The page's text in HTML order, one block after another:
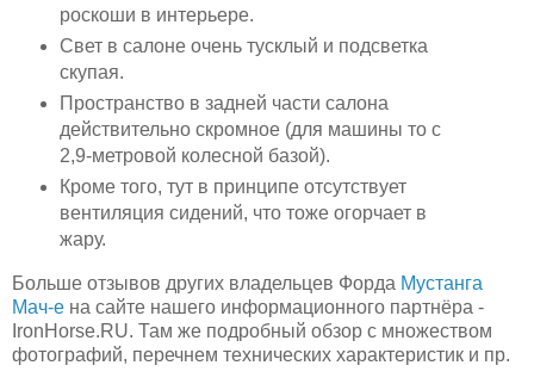
роскоши в интерьере.
Свет в салоне очень тусклый и подсветка
скупая.
Пространство в задней части салона
действительно скромное (для машины то с
2,9-метровой колесной базой).
Кроме того, тут в принципе отсутствует
вентиляция сидений, что тоже огорчает в
жару.
Больше отзывов других владельцев Форда Мустанга
Мач-е на сайте нашего информационного партнёра -
IronHorse.RU. Там же подробный обзор с множеством
фотографий, перечнем технических характеристик и пр.